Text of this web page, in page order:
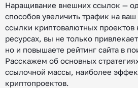
Наращивание внешних ссылок —
способов увеличить трафик на
ссылки криптовалютных проектов
ресурсах, вы не только
но и повышаете рейтинг сайта в
Расскажем об основных
ссылочной массы, наиболее
криптопроектов.